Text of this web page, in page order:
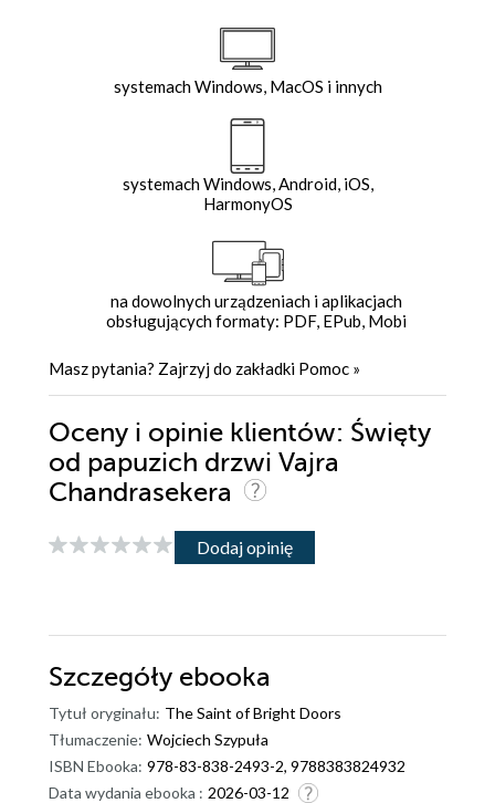
systemach Windows, MacOS i innych
systemach Windows, Android, iOS,
HarmonyOS
na dowolnych urządzeniach i aplikacjach
obsługujących formaty: PDF, EPub, Mobi
Masz pytania? Zajrzyj do zakładki Pomoc »
Oceny i opinie klientów: Święty
od papuzich drzwi Vajra
Chandrasekera
Dodaj opinię
Szczegóły ebooka
Tytuł oryginału: The Saint of Bright Doors
Tłumaczenie: Wojciech Szypuła
ISBN Ebooka: 978-83-838-2493-2, 9788383824932
Data wydania ebooka : 2026-03-12